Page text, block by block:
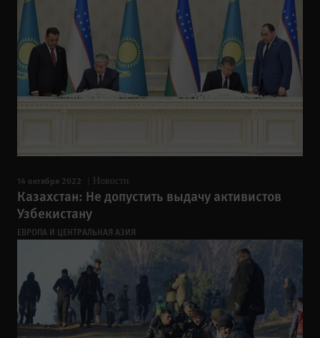
14 октября 2022 Новости
Казахстан: Не допустить выдачу активистов
Узбекистану
ЕВРОПА И ЦЕНТРАЛЬНАЯ АЗИЯ